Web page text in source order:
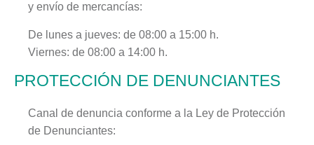
y envío de mercancías:
De lunes a jueves: de 08:00 a 15:00 h.
Viernes: de 08:00 a 14:00 h.
PROTECCIÓN DE DENUNCIANTES
Canal de denuncia conforme a la Ley de Protección
de Denunciantes: